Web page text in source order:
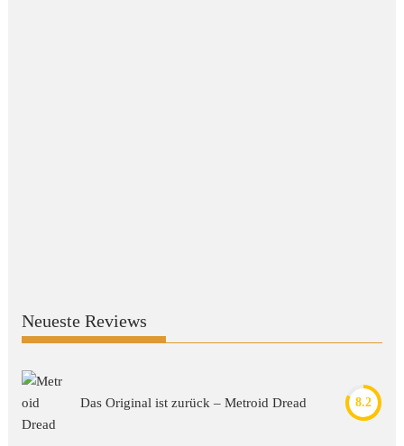
Neueste Reviews
Das Original ist zurück – Metroid Dread 8.2